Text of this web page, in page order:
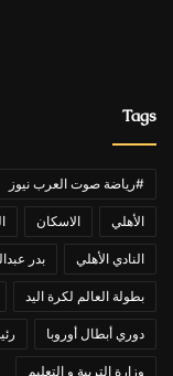
Tags
#رياضة صوت العرب نيوز
الأهلي الاسكان
النادي الأهلي بدر
بطولة العالم لكرة اليد
دوري أبطال أوروبا
وزارة التربية و التعليم